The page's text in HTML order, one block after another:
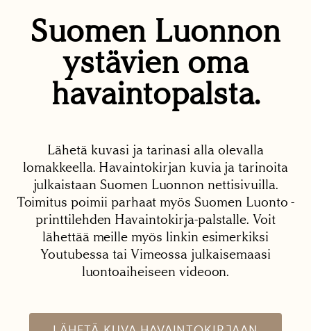
Suomen Luonnon
ystävien oma
havaintopalsta.
Lähetä kuvasi ja tarinasi alla olevalla
lomakkeella. Havaintokirjan kuvia ja tarinoita
julkaistaan Suomen Luonnon nettisivuilla.
Toimitus poimii parhaat myös Suomen Luonto -
printtilehden Havaintokirja-palstalle. Voit
lähettää meille myös linkin esimerkiksi
Youtubessa tai Vimeossa julkaisemaasi
luontoaiheiseen videoon.